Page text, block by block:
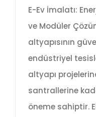
E-Ev İmalatı:
ve Modüler
altyapısının
endüstriyel
altyapı
santrallerine
öneme sahiptir.